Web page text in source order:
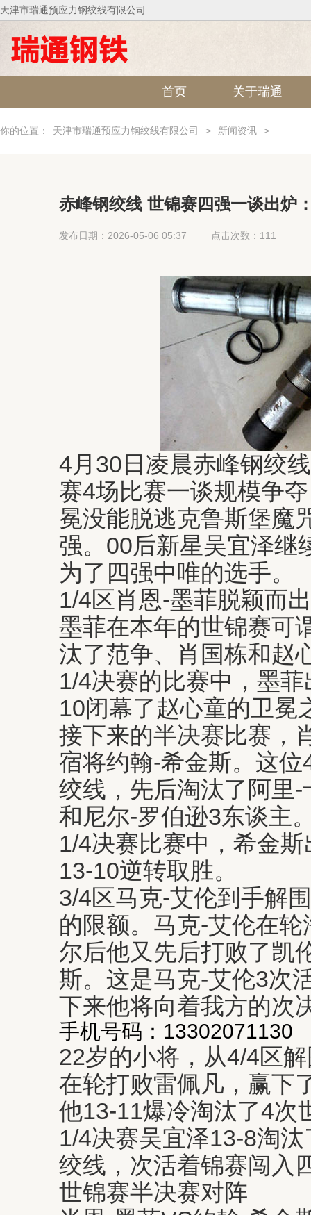
天津市瑞通预应力钢绞线有限公司
首页 关于瑞通
你的位置： 天津市瑞通预应力钢绞线有限公司 > 新闻资讯 >
赤峰钢绞线 世锦赛四强一谈出炉
发布日期：2026-05-06 05:37 点击次数：111
4月30日凌晨赤峰钢绞
赛4场比赛一谈规模争
冕没能脱逃克鲁斯堡魔
强。00后新星吴宜泽继
为了四强中唯的选手。
1/4区肖恩-墨菲脱颖而
墨菲在本年的世锦赛可
汰了范争、肖国栋和赵
1/4决赛的比赛中，墨
10闭幕了赵心童的卫冕
接下来的半决赛比赛，
宿将约翰-希金斯。这
绞线，先后淘汰了阿里
和尼尔-罗伯逊3东谈主
1/4决赛比赛中，希金
13-10逆转取胜。
3/4区马克-艾伦到手解
的限额。马克-艾伦在
尔后他又先后打败了凯
斯。这是马克-艾伦3次
下来他将向着我方的次
手机号码：13302071130
22岁的小将，从4/4区
在轮打败雷佩凡，赢下
他13-11爆冷淘汰了4次
1/4决赛吴宜泽13-8淘
绞线，次活着锦赛闯入
世锦赛半决赛对阵